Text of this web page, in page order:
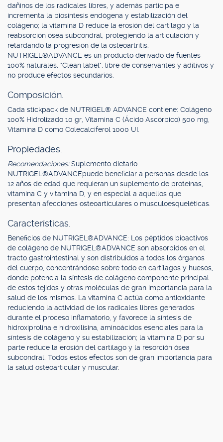
dañinos de los radicales libres, y además participa e
incrementa la biosíntesis endógena y estabilización del
colágeno; la vitamina D reduce la erosión del cartílago y la
reabsorción ósea subcondral, protegiendo la articulación y
retardando la progresión de la osteoartritis.
NUTRIGEL®ADVANCE es un producto derivado de fuentes
100% naturales, "Clean label", libre de conservantes y aditivos y
no produce efectos secundarios.
Composición.
Cada stickpack de NUTRIGEL® ADVANCE contiene: Colágeno
100% Hidrolizado 10 gr, Vitamina C (Ácido Ascórbico) 500 mg,
Vitamina D como Colecalciferol 1000 UI.
Propiedades.
Recomendaciones:Suplemento dietario.
NUTRIGEL®ADVANCEpuede beneficiar a personas desde los
12 años de edad que requieran un suplemento de proteínas,
vitamina C y vitamina D, y en especial a aquellos que
presentan afecciones osteoarticulares o musculoesqueléticas.
Características.
Beneficios de NUTRIGEL®ADVANCE: Los péptidos bioactivos
de colágeno de NUTRIGEL®ADVANCE son absorbidos en el
tracto gastrointestinal y son distribuidos a todos los órganos
del cuerpo, concentrándose sobre todo en cartílagos y huesos,
donde potencia la síntesis de colágeno componente principal
de estos tejidos y otras moléculas de gran importancia para la
salud de los mismos. La vitamina C actúa como antioxidante
reduciendo la actividad de los radicales libres generados
durante el proceso inflamatorio, y favorece la síntesis de
hidroxiprolina e hidroxilisina, aminoácidos esenciales para la
síntesis de colágeno y su estabilización; la vitamina D por su
parte reduce la erosión del cartílago y la resorción ósea
subcondral. Todos estos efectos son de gran importancia para
la salud osteoarticular y muscular.